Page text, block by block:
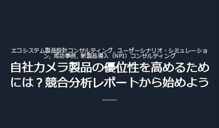
エコシステム製品設計コンサルティング,ユーザーシナリオ・シミュレーショ
ン, 成功事例, 新製品導入（NPI）コンサルティング
自社カメラ製品の優位性を高めるため
には？競合分析レポートから始めよう